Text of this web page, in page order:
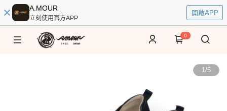
A.MOUR
立刻使用官方APP
開啟APP
0
1/5